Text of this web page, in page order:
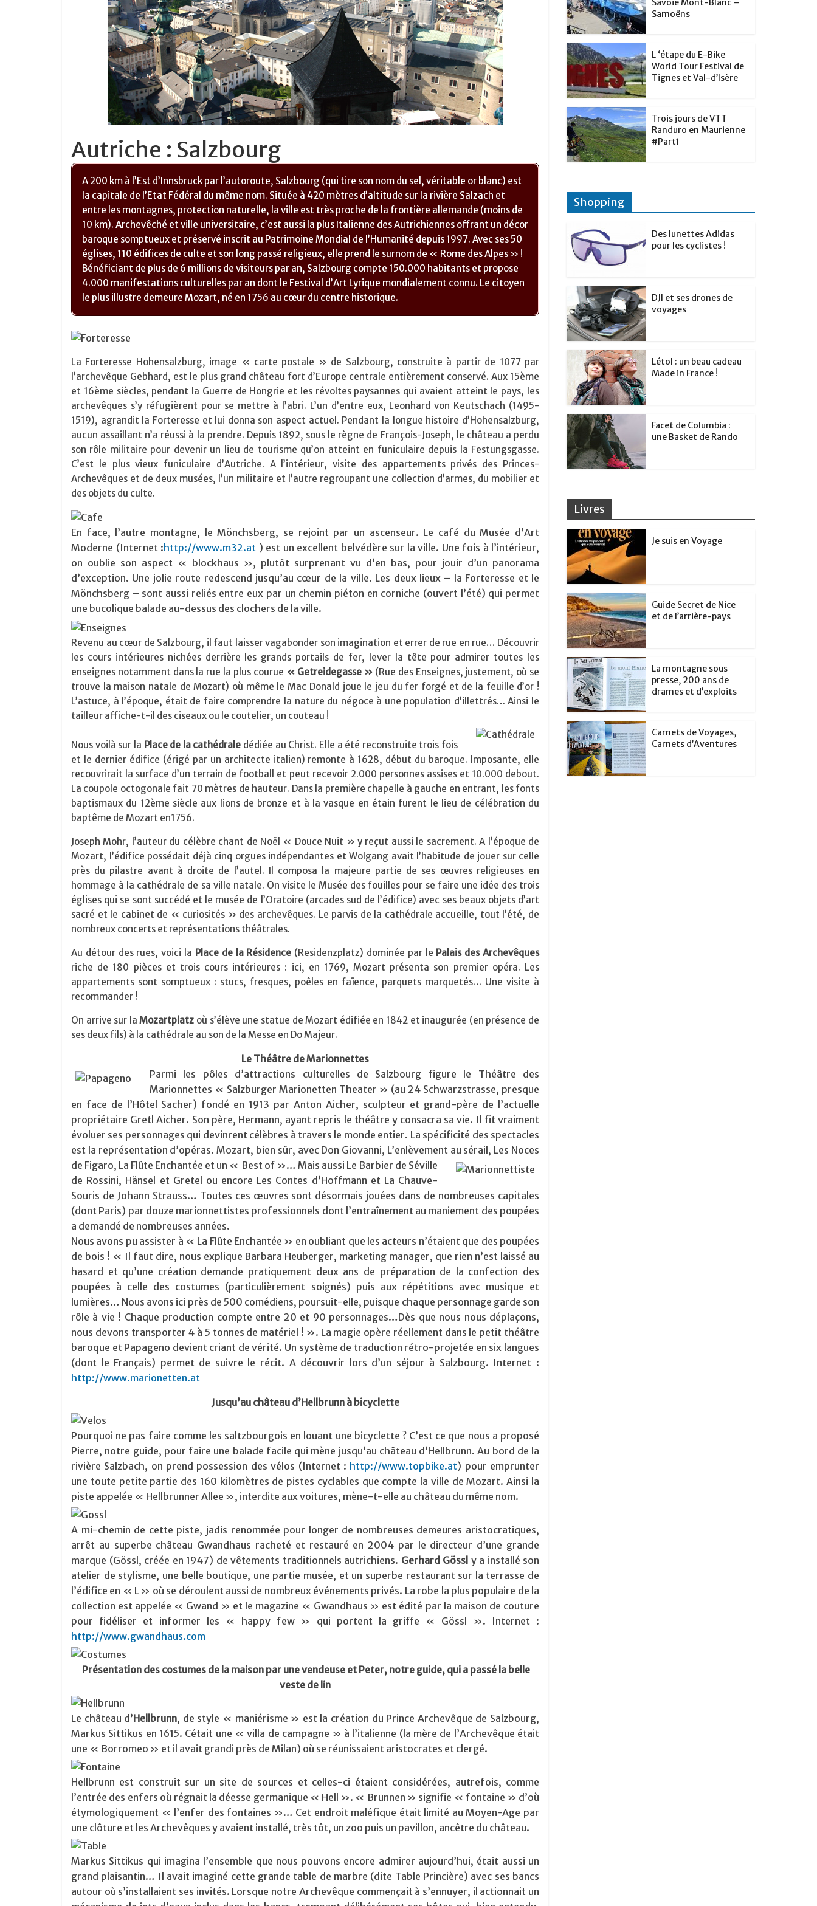
Autriche : Salzbourg
A 200 km à l’Est d’Innsbruck par l’autoroute, Salzbourg (qui tire son nom du sel, véritable or blanc) est
la capitale de l’Etat Fédéral du même nom. Située à 420 mètres d’altitude sur la rivière Salzach et
entre les montagnes, protection naturelle, la ville est très proche de la frontière allemande (moins de
10 km). Archevêché et ville universitaire, c’est aussi la plus Italienne des Autrichiennes offrant un décor
baroque somptueux et préservé inscrit au Patrimoine Mondial de l’Humanité depuis 1997. Avec ses 50
églises, 110 édifices de culte et son long passé religieux, elle prend le surnom de « Rome des Alpes » !
Bénéficiant de plus de 6 millions de visiteurs par an, Salzbourg compte 150.000 habitants et propose
4.000 manifestations culturelles par an dont le Festival d’Art Lyrique mondialement connu. Le citoyen
le plus illustre demeure Mozart, né en 1756 au cœur du centre historique.
La Forteresse Hohensalzburg, image « carte postale » de Salzbourg, construite à partir de 1077 par
l’archevêque Gebhard, est le plus grand château fort d’Europe centrale entièrement conservé. Aux 15ème
et 16ème siècles, pendant la Guerre de Hongrie et les révoltes paysannes qui avaient atteint le pays, les
archevêques s’y réfugièrent pour se mettre à l’abri. L’un d’entre eux, Leonhard von Keutschach (1495-
1519), agrandit la Forteresse et lui donna son aspect actuel. Pendant la longue histoire d’Hohensalzburg,
aucun assaillant n’a réussi à la prendre. Depuis 1892, sous le règne de François-Joseph, le château a perdu
son rôle militaire pour devenir un lieu de tourisme qu’on atteint en funiculaire depuis la Festungsgasse.
C’est le plus vieux funiculaire d’Autriche. A l’intérieur, visite des appartements privés des Princes-
Archevêques et de deux musées, l’un militaire et l’autre regroupant une collection d’armes, du mobilier et
des objets du culte.
En face, l’autre montagne, le Mönchsberg, se rejoint par un ascenseur. Le café du Musée d’Art
Moderne (Internet :http://www.m32.at ) est un excellent belvédère sur la ville. Une fois à l’intérieur,
on oublie son aspect « blockhaus », plutôt surprenant vu d’en bas, pour jouir d’un panorama
d’exception. Une jolie route redescend jusqu’au cœur de la ville. Les deux lieux – la Forteresse et le
Mönchsberg – sont aussi reliés entre eux par un chemin piéton en corniche (ouvert l’été) qui permet
une bucolique balade au-dessus des clochers de la ville.
Revenu au cœur de Salzbourg, il faut laisser vagabonder son imagination et errer de rue en rue… Découvrir
les cours intérieures nichées derrière les grands portails de fer, lever la tête pour admirer toutes les
enseignes notamment dans la rue la plus courue « Getreidegasse » (Rue des Enseignes, justement, où se
trouve la maison natale de Mozart) où même le Mac Donald joue le jeu du fer forgé et de la feuille d’or !
L’astuce, à l’époque, était de faire comprendre la nature du négoce à une population d’illettrés… Ainsi le
tailleur affiche-t-il des ciseaux ou le coutelier, un couteau !
Nous voilà sur la Place de la cathédrale dédiée au Christ. Elle a été reconstruite trois fois
et le dernier édifice (érigé par un architecte italien) remonte à 1628, début du baroque. Imposante, elle
recouvrirait la surface d’un terrain de football et peut recevoir 2.000 personnes assises et 10.000 debout.
La coupole octogonale fait 70 mètres de hauteur. Dans la première chapelle à gauche en entrant, les fonts
baptismaux du 12ème siècle aux lions de bronze et à la vasque en étain furent le lieu de célébration du
baptême de Mozart en1756.
Joseph Mohr, l’auteur du célèbre chant de Noël « Douce Nuit » y reçut aussi le sacrement. A l’époque de
Mozart, l’édifice possédait déjà cinq orgues indépendantes et Wolgang avait l’habitude de jouer sur celle
près du pilastre avant à droite de l’autel. Il composa la majeure partie de ses œuvres religieuses en
hommage à la cathédrale de sa ville natale. On visite le Musée des fouilles pour se faire une idée des trois
églises qui se sont succédé et le musée de l’Oratoire (arcades sud de l’édifice) avec ses beaux objets d’art
sacré et le cabinet de « curiosités » des archevêques. Le parvis de la cathédrale accueille, tout l’été, de
nombreux concerts et représentations théâtrales.
Au détour des rues, voici la Place de la Résidence (Residenzplatz) dominée par le Palais des Archevêques
riche de 180 pièces et trois cours intérieures : ici, en 1769, Mozart présenta son premier opéra. Les
appartements sont somptueux : stucs, fresques, poêles en faïence, parquets marquetés… Une visite à
recommander !
On arrive sur laMozartplatz où s’élève une statue de Mozart édifiée en 1842 et inaugurée (en présence de
ses deux fils) à la cathédrale au son de la Messe en Do Majeur.
Le Théâtre de Marionnettes
Parmi les pôles d’attractions culturelles de Salzbourg figure le Théâtre des
Marionnettes « Salzburger Marionetten Theater » (au 24 Schwarzstrasse, presque
en face de l’Hôtel Sacher) fondé en 1913 par Anton Aicher, sculpteur et grand-père de l’actuelle
propriétaire Gretl Aicher. Son père, Hermann, ayant repris le théâtre y consacra sa vie. Il fit vraiment
évoluer ses personnages qui devinrent célèbres à travers le monde entier. La spécificité des spectacles
est la représentation d’opéras. Mozart, bien sûr, avec Don Giovanni, L’enlèvement au sérail, Les Noces
de Figaro, La Flûte Enchantée et un « Best of »… Mais aussi Le Barbier de Séville
de Rossini, Hänsel et Gretel ou encore Les Contes d’Hoffmann et La Chauve-
Souris de Johann Strauss… Toutes ces œuvres sont désormais jouées dans de nombreuses capitales
(dont Paris) par douze marionnettistes professionnels dont l’entraînement au maniement des poupées
a demandé de nombreuses années.
Nous avons pu assister à « La Flûte Enchantée » en oubliant que les acteurs n’étaient que des poupées
de bois ! « Il faut dire, nous explique Barbara Heuberger, marketing manager, que rien n’est laissé au
hasard et qu’une création demande pratiquement deux ans de préparation de la confection des
poupées à celle des costumes (particulièrement soignés) puis aux répétitions avec musique et
lumières… Nous avons ici près de 500 comédiens, poursuit-elle, puisque chaque personnage garde son
rôle à vie ! Chaque production compte entre 20 et 90 personnages…Dès que nous nous déplaçons,
nous devons transporter 4 à 5 tonnes de matériel ! ». La magie opère réellement dans le petit théâtre
baroque et Papageno devient criant de vérité. Un système de traduction rétro-projetée en six langues
(dont le Français) permet de suivre le récit. A découvrir lors d’un séjour à Salzbourg. Internet :
http://www.marionetten.at
Jusqu’au château d’Hellbrunn à bicyclette
Pourquoi ne pas faire comme les saltzbourgois en louant une bicyclette ? C’est ce que nous a proposé
Pierre, notre guide, pour faire une balade facile qui mène jusqu’au château d’Hellbrunn. Au bord de la
rivière Salzbach, on prend possession des vélos (Internet : http://www.topbike.at) pour emprunter
une toute petite partie des 160 kilomètres de pistes cyclables que compte la ville de Mozart. Ainsi la
piste appelée « Hellbrunner Allee », interdite aux voitures, mène-t-elle au château du même nom.
A mi-chemin de cette piste, jadis renommée pour longer de nombreuses demeures aristocratiques,
arrêt au superbe château Gwandhaus racheté et restauré en 2004 par le directeur d’une grande
marque (Gössl, créée en 1947) de vêtements traditionnels autrichiens. Gerhard Gössl y a installé son
atelier de stylisme, une belle boutique, une partie musée, et un superbe restaurant sur la terrasse de
l’édifice en « L » où se déroulent aussi de nombreux événements privés. La robe la plus populaire de la
collection est appelée « Gwand » et le magazine « Gwandhaus » est édité par la maison de couture
pour fidéliser et informer les « happy few » qui portent la griffe « Gössl ». Internet :
http://www.gwandhaus.com
Présentation des costumes de la maison par une vendeuse et Peter, notre guide, qui a passé la belle
veste de lin
Le château d’Hellbrunn, de style « maniérisme » est la création du Prince Archevêque de Salzbourg,
Markus Sittikus en 1615. Cétait une « villa de campagne » à l’italienne (la mère de l’Archevêque était
une « Borromeo » et il avait grandi près de Milan) où se réunissaient aristocrates et clergé.
Hellbrunn est construit sur un site de sources et celles-ci étaient considérées, autrefois, comme
l’entrée des enfers où régnait la déesse germanique « Hell ». « Brunnen » signifie « fontaine » d’où
étymologiquement « l’enfer des fontaines »… Cet endroit maléfique était limité au Moyen-Age par
une clôture et les Archevêques y avaient installé, très tôt, un zoo puis un pavillon, ancêtre du château.
Markus Sittikus qui imagina l’ensemble que nous pouvons encore admirer aujourd’hui, était aussi un
grand plaisantin… Il avait imaginé cette grande table de marbre (dite Table Princière) avec ses bancs
autour où s’installaient ses invités. Lorsque notre Archevêque commençait à s’ennuyer, il actionnait un
Savoie Mont-Blanc –
Samoëns
L ‘étape du E-Bike
World Tour Festival de
Tignes et Val-d’Isère
Trois jours de VTT
Randuro en Maurienne
#Part1
Shopping
Des lunettes Adidas
pour les cyclistes !
DJI et ses drones de
voyages
Létol : un beau cadeau
Made in France !
Facet de Columbia :
une Basket de Rando
Livres
Je suis en Voyage
Guide Secret de Nice
et de l’arrière-pays
La montagne sous
presse, 200 ans de
drames et d’exploits
Carnets de Voyages,
Carnets d’Aventures